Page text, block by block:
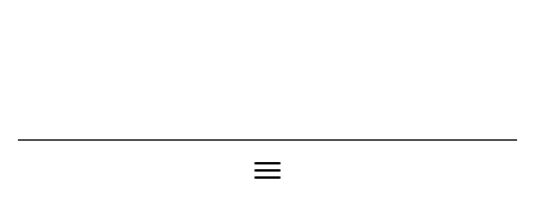
Cambiar modo de navegación